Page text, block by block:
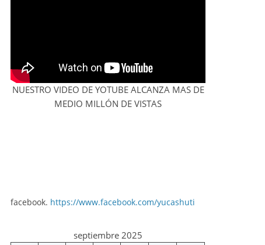
NUESTRO VIDEO DE YOTUBE ALCANZA MAS DE
MEDIO MILLÓN DE VISTAS
facebook. https://www.facebook.com/yucashuti
septiembre 2025